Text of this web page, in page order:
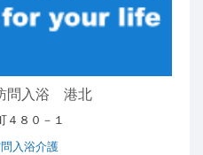
問入浴 港北
４８０－１
入浴介護